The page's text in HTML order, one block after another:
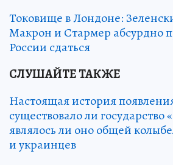
Токовище в Лондоне:
Макрон и Стармер абсурдно
России сдаться
СЛУШАЙТЕ ТАКЖЕ
Настоящая история
существовало ли государство
являлось ли оно общей
и украинцев